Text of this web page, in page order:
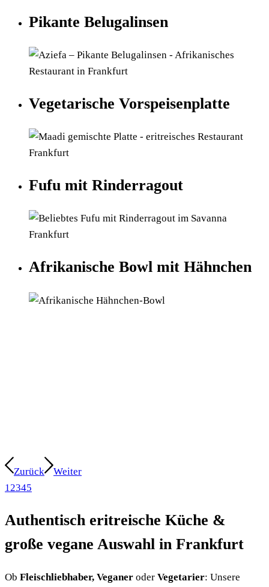
Pikante Belugalinsen
Vegetarische Vorspeisenplatte
Fufu mit Rinderragout
Afrikanische Bowl mit Hähnchen
Zurück
Weiter
1 2345
Authentisch eritreische Küche &
große vegane Auswahl in Frankfurt
Ob Fleischliebhaber, Veganer oder Vegetarier: Unsere